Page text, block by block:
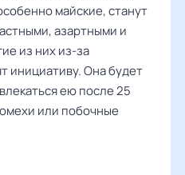
майские, станут
азартными и
из них из-за
инициативу. Она будет
ею после 25
или побочные